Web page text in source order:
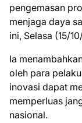
pengemasan
menjaga daya
ini, Selasa (15/
Ia
oleh para
inovasi dapat
memperluas
nasional.